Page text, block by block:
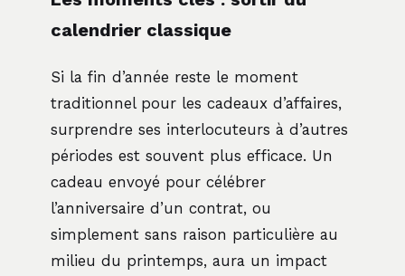
calendrier classique
Si la fin d’année reste le moment
traditionnel pour les cadeaux d’affaires,
surprendre ses interlocuteurs à d’autres
périodes est souvent plus efficace. Un
cadeau envoyé pour célébrer
l’anniversaire d’un contrat, ou
simplement sans raison particulière au
milieu du printemps, aura un impact